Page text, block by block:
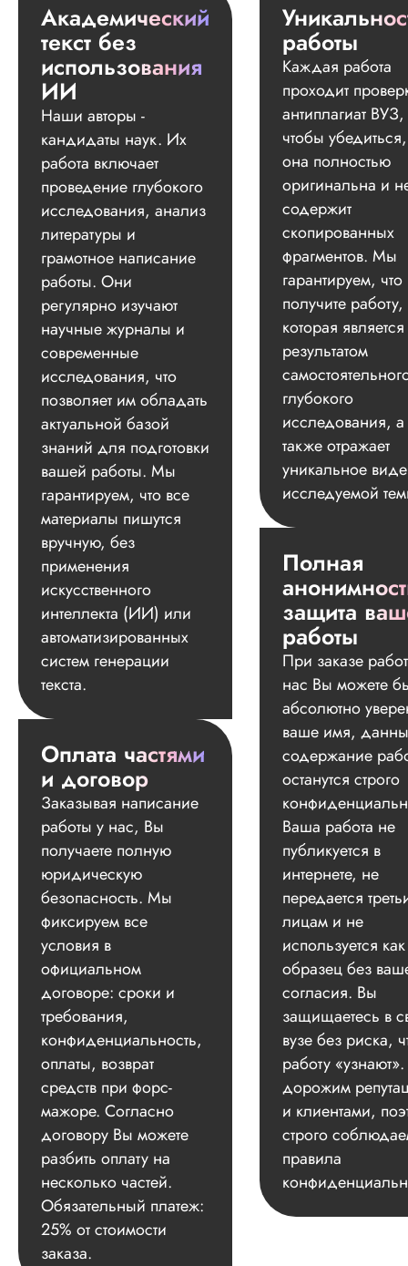
Академический
текст без
использования
ИИ
Наши авторы -
кандидаты наук. Их
работа включает
проведение глубокого
исследования, анализ
литературы и
грамотное написание
работы. Они
регулярно изучают
научные журналы и
современные
исследования, что
позволяет им обладать
актуальной базой
знаний для подготовки
вашей работы. Мы
гарантируем, что все
материалы пишутся
вручную, без
применения
искусственного
интеллекта (ИИ) или
автоматизированных
систем генерации
текста.
Оплата частями
и договор
Заказывая написание
работы у нас, Вы
получаете полную
юридическую
безопасность. Мы
фиксируем все
условия в
официальном
договоре: сроки и
требования,
конфиденциальность,
оплаты, возврат
средств при форс-
мажоре. Согласно
договору Вы можете
разбить оплату на
несколько частей.
Обязательный платеж:
25% от стоимости
заказа.
работы
Каждая работа
проходит
антиплагиат ВУЗ,
чтобы
она полностью
оригинальна и
содержит
скопированных
фрагментов. Мы
гарантируем,
получите работу,
которая является
результатом
глубокого
исследования, а
также отражает
уникальное
исследуемой
Полная
защита
работы
При заказе
нас Вы можете
абсолютно
ваше имя,
содержание
останутся строго
Ваша работа не
публикуется в
интернете, не
передается
лицам и не
используется как
образец без
согласия. Вы
защищаетесь в
вузе без риска,
работу
дорожим
и клиентами,
строго
правила